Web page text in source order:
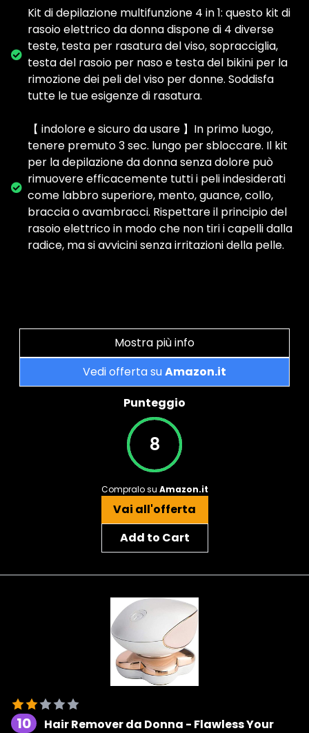
Kit di depilazione multifunzione 4 in 1: questo kit di
rasoio elettrico da donna dispone di 4 diverse
teste, testa per rasatura del viso, sopracciglia,
testa del rasoio per naso e testa del bikini per la
rimozione dei peli del viso per donne. Soddisfa
tutte le tue esigenze di rasatura.
【 indolore e sicuro da usare 】In primo luogo,
tenere premuto 3 sec. lungo per sbloccare. Il kit
per la depilazione da donna senza dolore può
rimuovere efficacemente tutti i peli indesiderati
come labbro superiore, mento, guance, collo,
braccia o avambracci. Rispettare il principio del
rasoio elettrico in modo che non tiri i capelli dalla
radice, ma si avvicini senza irritazioni della pelle.
Mostra più info
Vedi offerta suAmazon.it
Punteggio
8
Compralo su Amazon.it
Vai all'offerta
Add to Cart
10 Hair Remover da Donna - Flawless Your